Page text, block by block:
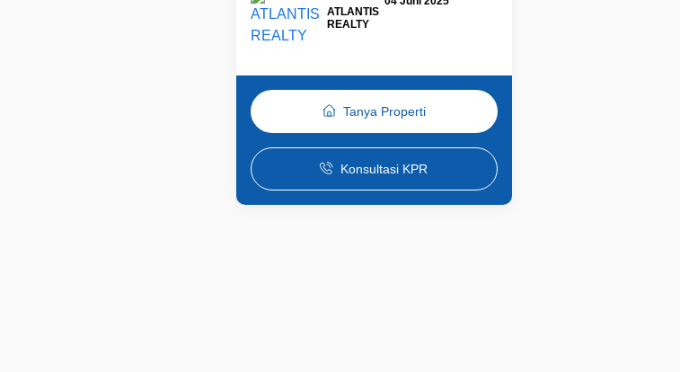
ATLANTIS
REALTY
Tanya Properti
Konsultasi KPR